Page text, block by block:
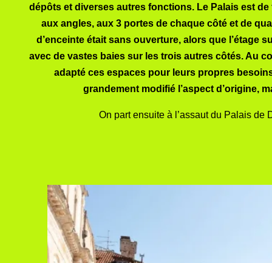
dépôts et diverses autres fonctions. Le Palais est
aux angles, aux 3 portes de chaque côté et de
d’enceinte était sans ouverture, alors que l’étage
avec de vastes baies sur les trois autres côtés. Au
adapté ces espaces pour leurs propres
grandement modifié l’aspect d’origine,
On part ensuite à l’assaut du Palais